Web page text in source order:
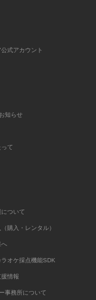
式アカウント
知らせ
って
について
購入・レンタル）
へ
ラオケ採点機能SDK
援情報
事務所について